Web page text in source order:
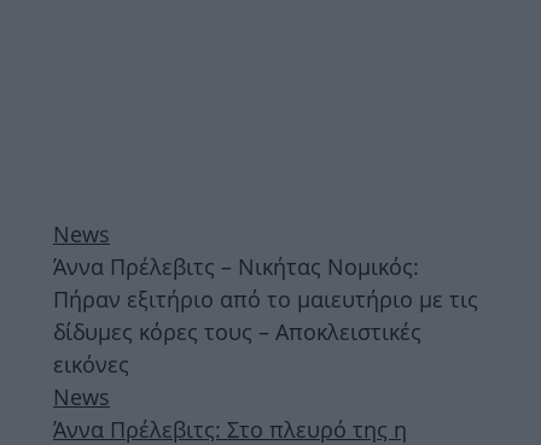
News
Άννα Πρέλεβιτς – Νικήτας Νομικός:
Πήραν εξιτήριο από το μαιευτήριο με τις
δίδυμες κόρες τους – Αποκλειστικές
εικόνες
News
Άννα Πρέλεβιτς: Στο πλευρό της η